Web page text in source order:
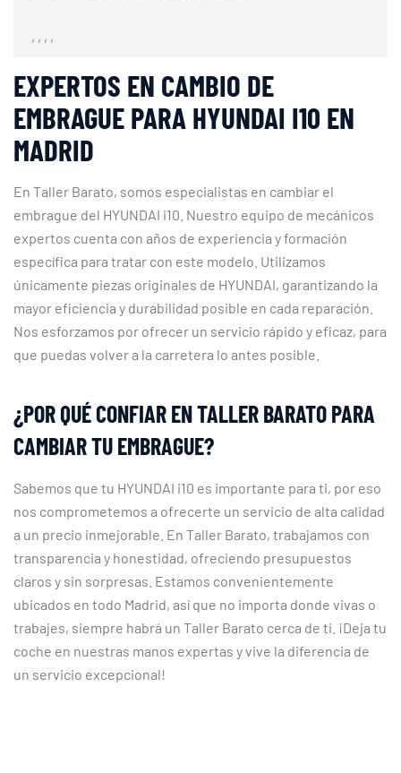
, , , ,
EXPERTOS EN CAMBIO DE
EMBRAGUE PARA HYUNDAI I10 EN
MADRID
En Taller Barato, somos especialistas en cambiar el
embrague del HYUNDAI i10. Nuestro equipo de mecánicos
expertos cuenta con años de experiencia y formación
específica para tratar con este modelo. Utilizamos
únicamente piezas originales de HYUNDAI, garantizando la
mayor eficiencia y durabilidad posible en cada reparación.
Nos esforzamos por ofrecer un servicio rápido y eficaz, para
que puedas volver a la carretera lo antes posible.
¿POR QUÉ CONFIAR EN TALLER BARATO PARA
CAMBIAR TU EMBRAGUE?
Sabemos que tu HYUNDAI i10 es importante para ti, por eso
nos comprometemos a ofrecerte un servicio de alta calidad
a un precio inmejorable. En Taller Barato, trabajamos con
transparencia y honestidad, ofreciendo presupuestos
claros y sin sorpresas. Estamos convenientemente
ubicados en todo Madrid, así que no importa donde vivas o
trabajes, siempre habrá un Taller Barato cerca de ti. ¡Deja tu
coche en nuestras manos expertas y vive la diferencia de
un servicio excepcional!